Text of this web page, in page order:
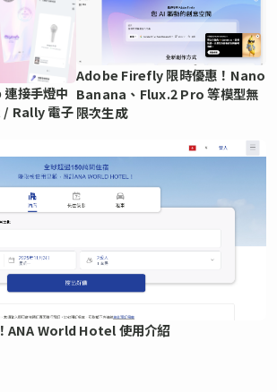
接手燈中
Rally 電子
Adobe Firefly 限時優惠！Nano
Banana、Flux.2 Pro 等模型無
限次生成
ANA World Hotel 使用介紹